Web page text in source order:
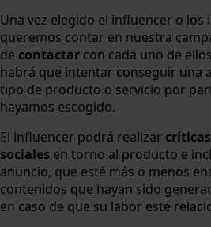
Una vez elegido el influencer o los
queremos contar en nuestra
de contactar con cada uno de
habrá que intentar conseguir una
tipo de producto o servicio por
hayamos escogido.
El influencer podrá realizar
sociales en torno al producto e
anuncio, que esté más o menos
contenidos que hayan sido
en caso de que su labor esté